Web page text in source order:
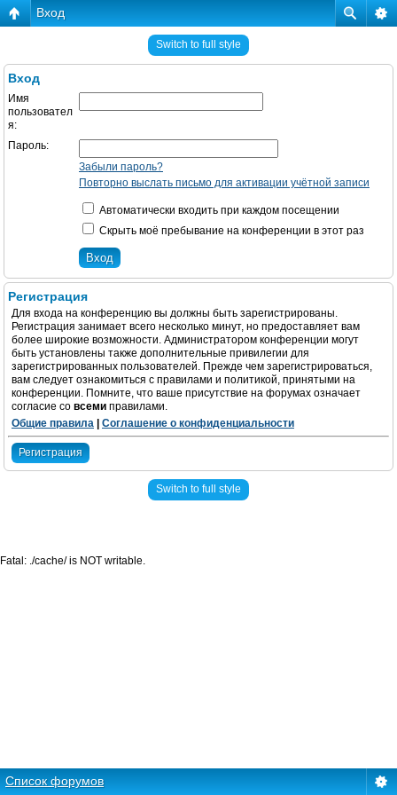
Вход
Switch to full style
Вход
Имя
пользовател
я:
Пароль:
Забыли пароль?
Повторно выслать письмо для активации учётной записи
Автоматически входить при каждом посещении
Скрыть моё пребывание на конференции в этот раз
Регистрация
Для входа на конференцию вы должны быть зарегистрированы.
Регистрация занимает всего несколько минут, но предоставляет вам
более широкие возможности. Администратором конференции могут
быть установлены также дополнительные привилегии для
зарегистрированных пользователей. Прежде чем зарегистрироваться,
вам следует ознакомиться с правилами и политикой, принятыми на
конференции. Помните, что ваше присутствие на форумах означает
согласие со всеми правилами.
Общие правила
Соглашение о конфиденциальности
Регистрация
Switch to full style
Список форумов
Fatal: ./cache/ is NOT writable.